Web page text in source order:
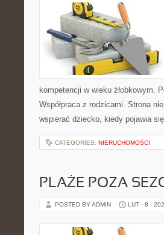
kompetencji w wieku żłobkowym.
Współpraca z rodzicami. Strona
wspierać dziecko, kiedy pojawia
CATEGORIES: NIERUCHOMOŚCI
PLAŻE POZA
POSTED BY ADMIN LUT - 8 -